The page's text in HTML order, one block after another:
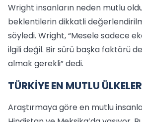
Wright insanların neden mutlu
beklentilerin dikkatli
söyledi. Wright, “Mesele sadece
ilgili değil. Bir sürü başka faktörü
almak gerekli” dedi.
TÜRKİYE EN MUTLU
Araştırmaya göre en mutlu